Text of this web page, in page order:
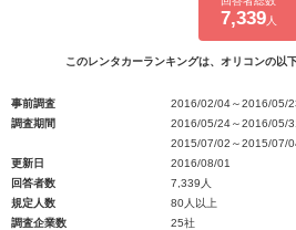
7,339人
このレンタカーランキングは、オリコンの以
事前調査
2016/02/04～2016/05/
調査期間
2016/05/24～2016/05/
2015/07/02～2015/07/
更新日
2016/08/01
回答者数
7,339人
規定人数
80人以上
調査企業数
25社